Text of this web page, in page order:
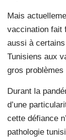
Mais
vaccination fait
aussi à
Tunisiens aux
gros
Durant la
d’une
cette défiance
pathologie